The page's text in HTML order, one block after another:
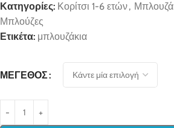
Κατηγορίες: Κορίτσι 1-6 ετών,
Μπλούζες
Ετικέτα: μπλουζάκια
ΜΈΓΕΘΟΣ